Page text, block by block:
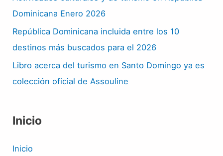
Dominicana Enero 2026
República Dominicana incluida entre los 10
destinos más buscados para el 2026
Libro acerca del turismo en Santo Domingo ya es
colección oficial de Assouline
Inicio
Inicio